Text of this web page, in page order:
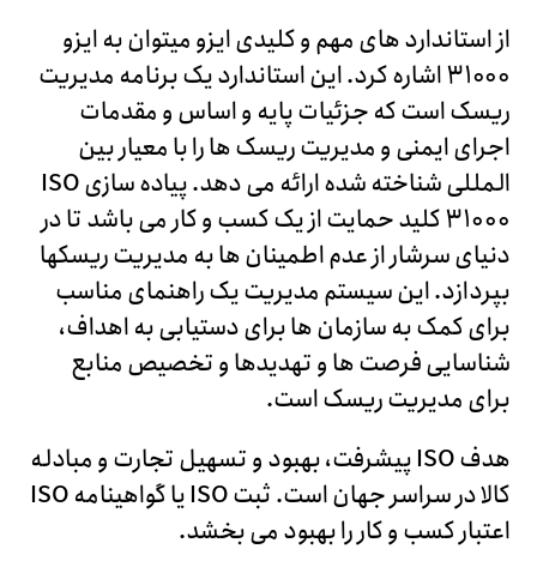
از استاندارد های مهم و کلیدی ایزو میتوان به ایزو
31000 اشاره کرد. این استاندارد یک برنامه مدیریت
ریسک است که جزئیات پایه و اساس و مقدمات
اجرای ایمنی و مدیریت ریسک ها را با معیار بین
المللی شناخته شده ارائه می دهد. پیاده سازی ISO
31000 کلید حمایت از یک کسب و کار می باشد تا در
دنیای سرشار از عدم اطمینان ها به مدیریت ریسکها
بپردازد. این سیستم مدیریت یک راهنمای مناسب
برای کمک به سازمان ها برای دستیابی به اهداف،
شناسایی فرصت ها و تهدیدها و تخصیص منابع
برای مدیریت ریسک است.
هدف ISO پیشرفت، بهبود و تسهیل تجارت و مبادله
کالا در سراسر جهان است. ثبت ISO یا گواهینامه ISO
اعتبار کسب و کار را بهبود می بخشد.